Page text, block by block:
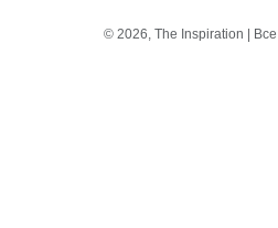
© 2026, The Inspiration |